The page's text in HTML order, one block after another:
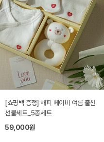
[쇼핑백 증정] 해피 베이비 여름 출산
선물세트_5종세트
59,000원